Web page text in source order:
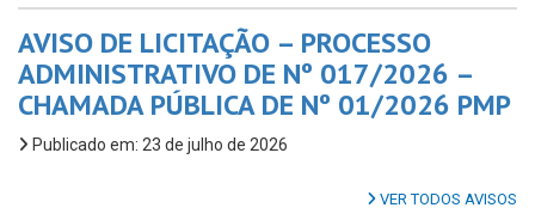
AVISO DE LICITAÇÃO – PROCESSO
ADMINISTRATIVO DE Nº 017/2026 –
CHAMADA PÚBLICA DE Nº 01/2026 PMP
Publicado em: 23 de julho de 2026
VER TODOS AVISOS